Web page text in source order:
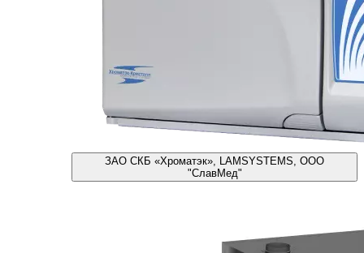
ЗАО СКБ «Хроматэк», LAMSYSTEMS, ООО
"СлавМед"